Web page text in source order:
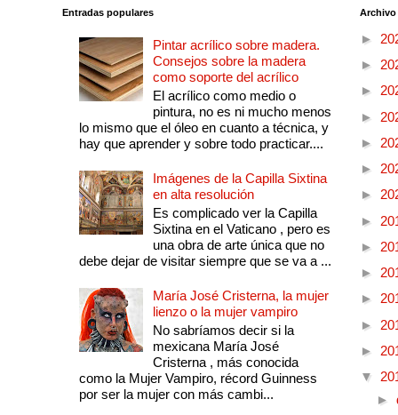
Entradas populares
Pintar acrílico sobre madera.
Consejos sobre la madera
como soporte del acrílico
El acrílico como medio o
pintura, no es ni mucho menos
lo mismo que el óleo en cuanto a técnica, y
hay que aprender y sobre todo practicar....
Imágenes de la Capilla Sixtina
en alta resolución
Es complicado ver la Capilla
Sixtina en el Vaticano , pero es
una obra de arte única que no
debe dejar de visitar siempre que se va a ...
María José Cristerna, la mujer
lienzo o la mujer vampiro
No sabríamos decir si la
mexicana María José
Cristerna , más conocida
como la Mujer Vampiro, récord Guinness
por ser la mujer con más cambi...
►
►
►
►
►
►
►
►
►
►
►
►
►
▼
►